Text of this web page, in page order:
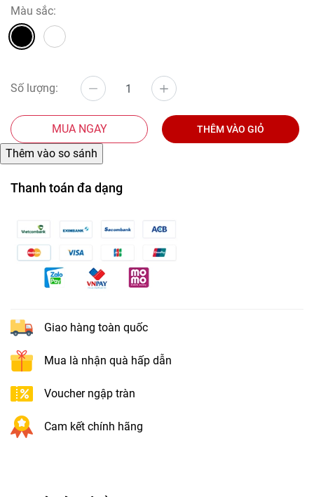
Màu sắc:
Số lượng:
MUA NGAY THÊM VÀO GIỎ
Thanh toán đa dạng
Giao hàng toàn quốc
Mua là nhận quà hấp dẫn
Voucher ngập tràn
Cam kết chính hãng